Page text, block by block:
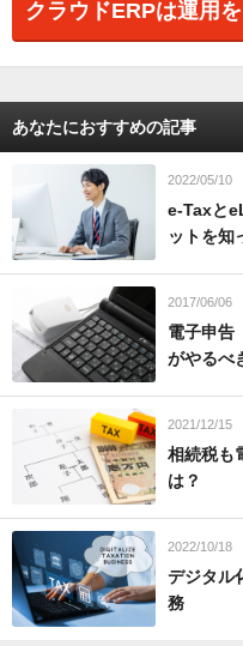
クラウドERPは運用
あなたにおすすめの記事
2022/05/10
e-Taxと
ットを知
2017/06/06
電子申告
がやるべ
2021/12/15
相続税も
は？
2022/10/18
デジタル
務